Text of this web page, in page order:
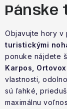
BEH
BOGNER
GOLDBERGH
OBLEČENIE
Objavujte hory v
turistickými
ponuke nájdete
Karpos,
vlastnosti,
sú ľahké,
maximálnu